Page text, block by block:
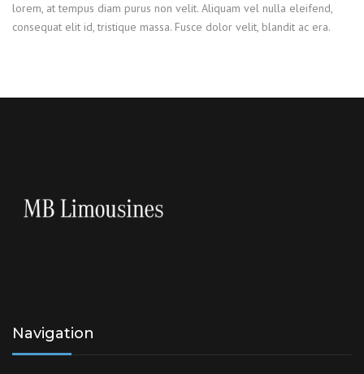
lorem, at tempus diam purus non velit. Aliquam vel nulla eleifend,
consequat elit id, tristique massa. Fusce dolor velit, blandit ac era.
Navigation